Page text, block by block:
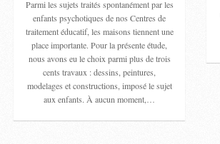
Parmi les sujets traités spontanément par les
enfants psychotiques de nos Centres de
traitement éducatif, les maisons tiennent une
place importante. Pour la présente étude,
nous avons eu le choix parmi plus de trois
cents travaux : dessins, peintures,
modelages et constructions, imposé le sujet
aux enfants. À aucun moment,…